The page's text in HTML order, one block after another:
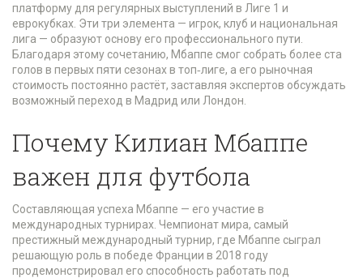
платформу для регулярных выступлений в Лиге 1 и
еврокубках. Эти три элемента — игрок, клуб и национальная
лига — образуют основу его профессионального пути.
Благодаря этому сочетанию, Мбаппе смог собрать более ста
голов в первых пяти сезонах в топ‑лиге, а его рыночная
стоимость постоянно растёт, заставляя экспертов обсуждать
возможный переход в Мадрид или Лондон.
Почему Килиан Мбаппе
важен для футбола
Составляющая успеха Мбаппе — его участие в
международных турнирах. Чемпионат мира, самый
престижный международный турнир, где Мбаппе сыграл
решающую роль в победе Франции в 2018 году
продемонстрировал его способность работать под